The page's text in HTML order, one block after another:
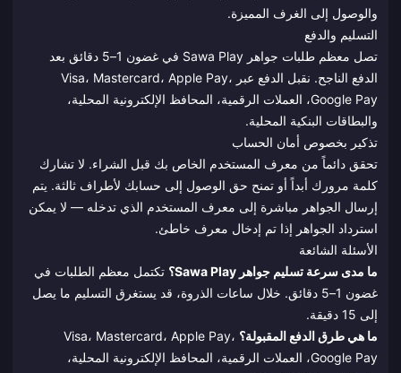
والوصول إلى الغرف المميزة.
التسليم والدفع
تصل معظم طلبات جواهر Sawa Play في غضون 1–5 دقائق بعد
الدفع الناجح. نقبل الدفع عبر Visa، Mastercard، Apple Pay،
Google Pay، العملات الرقمية، المحافظ الإلكترونية المحلية،
والبطاقات البنكية المحلية.
تذكير بخصوص أمان الحساب
تحقق دائماً من معرف المستخدم الخاص بك قبل الشراء. لا تشارك
كلمة مرورك أبداً أو تمنح حق الوصول إلى حسابك لأطراف ثالثة. يتم
إرسال الجواهر مباشرة إلى معرف المستخدم الذي تدخله — لا يمكن
استرداد الجواهر إذا تم إدخال معرف خاطئ.
الأسئلة الشائعة
ما مدى سرعة تسليم جواهر Sawa Play؟
تكتمل معظم الطلبات في
غضون 1–5 دقائق. خلال ساعات الذروة، قد يستغرق التسليم ما يصل
إلى 15 دقيقة.
ما هي طرق الدفع المقبولة؟ Visa، Mastercard، Apple Pay،
Google Pay، العملات الرقمية، المحافظ الإلكترونية المحلية،